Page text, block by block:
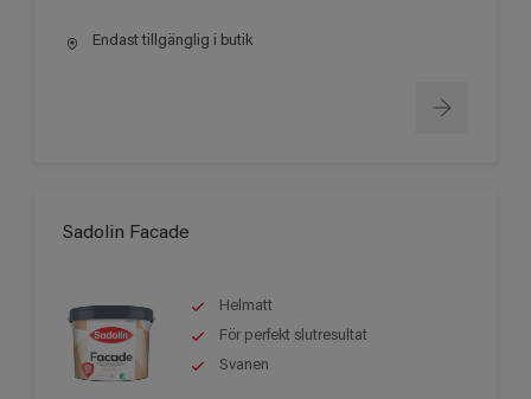
Endast tillgänglig i butik
Sadolin Facade
Helmatt
För perfekt slutresultat
Svanen